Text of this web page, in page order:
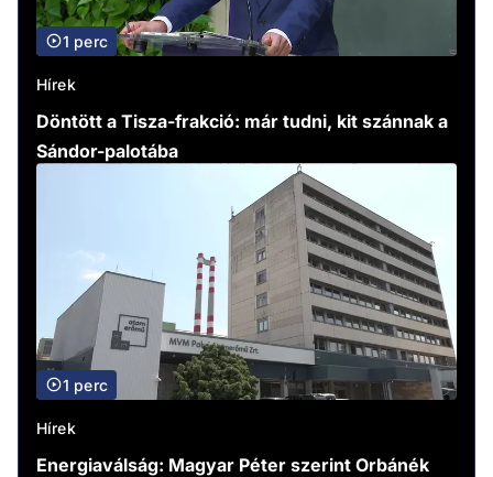
1 perc
Hírek
Döntött a Tisza-frakció: már tudni, kit szánnak a
Sándor-palotába
1 perc
Hírek
Energiaválság: Magyar Péter szerint Orbánék